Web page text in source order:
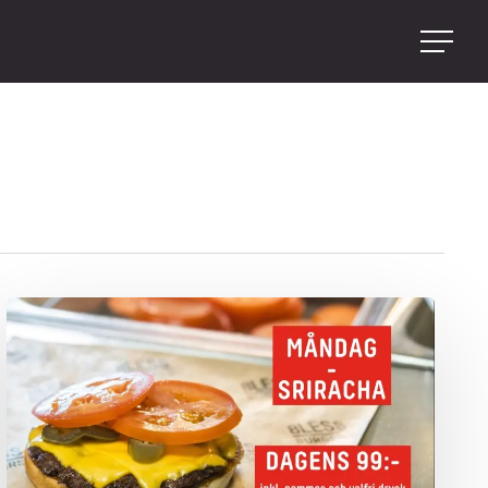
Menu
Bless
Burgers
–
Lunchburgare